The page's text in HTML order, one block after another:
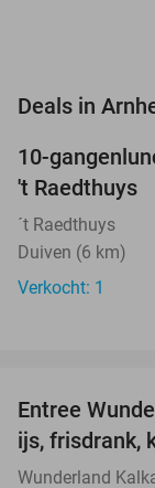
Deals in
NEW
TODAY
10-
't Raedthuys
´t Raedthuys
Duiven (6 km)
Verkocht: 1
Entree
ijs, frisdrank,
Wunderland